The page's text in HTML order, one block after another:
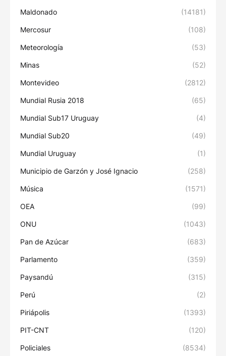
Maldonado (14181)
Mercosur (108)
Meteorología (53)
Minas (52)
Montevideo (2812)
Mundial Rusia 2018 (65)
Mundial Sub17 Uruguay (4)
Mundial Sub20 (49)
Mundial Uruguay (1)
Municipio de Garzón y José Ignacio (258)
Música (1571)
OEA (99)
ONU (1043)
Pan de Azúcar (683)
Parlamento (359)
Paysandú (315)
Perú (2)
Piriápolis (1393)
PIT-CNT (120)
Policiales (8534)